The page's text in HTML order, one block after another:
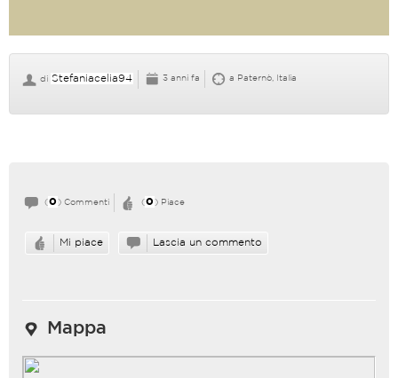
di Stefaniacelia94 3 anni fa a Paternò, Italia
( 0 ) Commenti ( 0 ) Piace
Mi piace Lascia un commento
Mappa